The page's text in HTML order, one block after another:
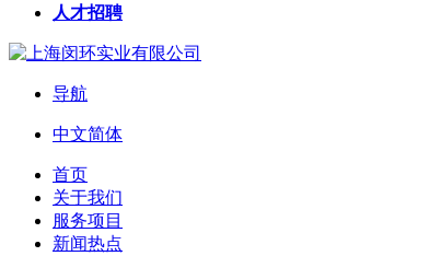
人才招聘
导航
中文简体
首页
关于我们
服务项目
新闻热点